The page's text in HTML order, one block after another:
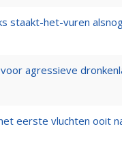
staakt-het-vuren
agressieve
eerste vluchten ooit